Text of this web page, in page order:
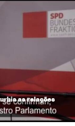
as relações